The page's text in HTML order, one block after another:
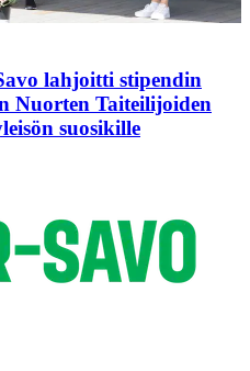
lahjoitti stipendin
Nuorten Taiteilijoiden
suosikille